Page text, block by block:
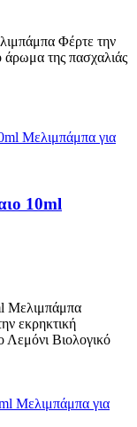
Φέρτε την
άρωμα της πασχαλιάς
10ml
Μελιμπάμπα
εκρηκτική
Λεμόνι Βιολογικό